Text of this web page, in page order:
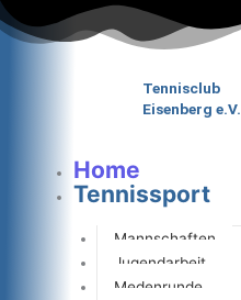
Zum
Inhalt
Tennisclub
Eisenberg e.V.
Home
Tennissport
Mannschaften
Jugendarbeit
Medenrunde